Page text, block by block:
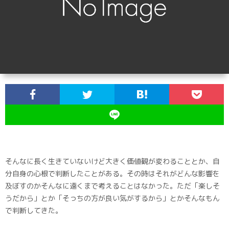
そんなに長く生きていないけど大きく価値観が変わることとか、自
分自身の心根で判断したことがある。その時はそれがどんな影響を
及ぼすのかそんなに遠くまで考えることはなかった。ただ「楽しそ
うだから」とか「そっちの方が良い気がするから」とかそんなもん
で判断してきた。